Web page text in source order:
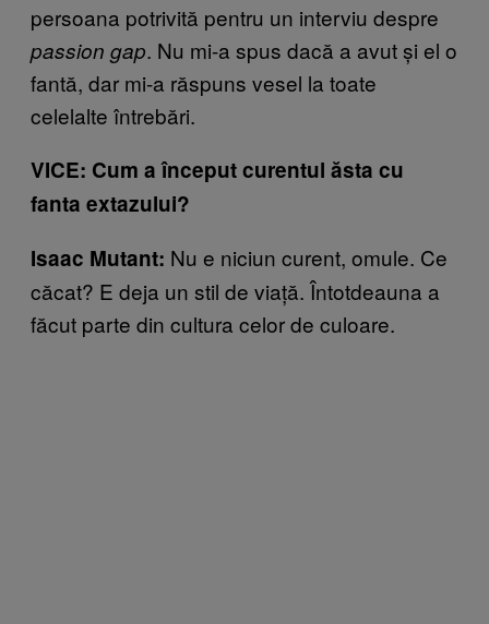
persoana potrivită pentru un interviu despre
passion gap. Nu mi-a spus dacă a avut și el o
fantă, dar mi-a răspuns vesel la toate
celelalte întrebări.
VICE: Cum a început curentul ăsta cu
fanta extazului?
Isaac Mutant: Nu e niciun curent, omule. Ce
căcat? E deja un stil de viață. Întotdeauna a
făcut parte din cultura celor de culoare.